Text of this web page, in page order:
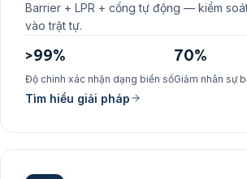
Barrier + LPR + cổng tự động — kiểm
vào trật tự.
>99%
Độ chính xác nhận dạng biển số
70%
Giảm nhân sự
Tìm hiểu giải pháp